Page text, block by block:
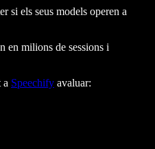
si els seus models operen a
en milions de sessions i
a Speechify avaluar: